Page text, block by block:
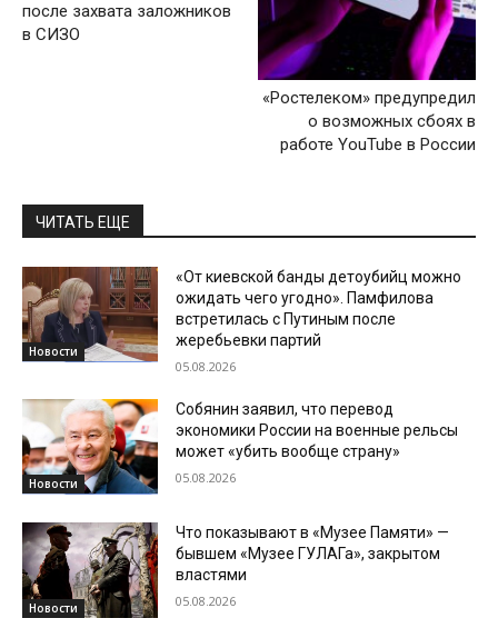
после захвата заложников
в СИЗО
«Ростелеком» предупредил
о возможных сбоях в
работе YouTube в России
ЧИТАТЬ ЕЩЕ
Новости
«От киевской банды детоубийц можно
ожидать чего угодно». Памфилова
встретилась с Путиным после
жеребьевки партий
05.08.2026
Новости
Собянин заявил, что перевод
экономики России на военные рельсы
может «убить вообще страну»
05.08.2026
Новости
Что показывают в «Музее Памяти» —
бывшем «Музее ГУЛАГа», закрытом
властями
05.08.2026